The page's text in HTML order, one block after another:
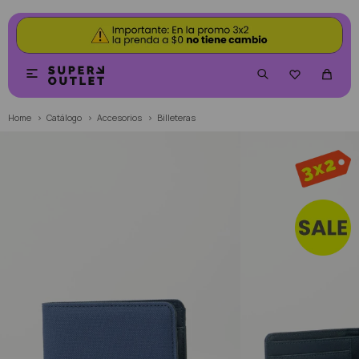


Home Catálogo Accesorios Billeteras